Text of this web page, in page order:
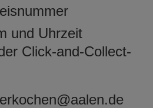
und Uhrzeit
Click-and-Collect-